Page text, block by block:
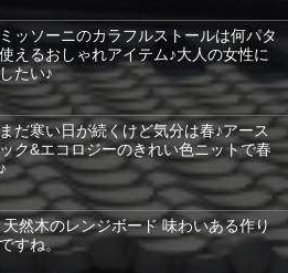
ミッソーニのカラフルストールは何パタ
えるおしゃれアイテム♪大人の女性に
たい♪
だ寒い日が続くけど気分は春♪アース
ク&エコロジーのきれい色ニットで春
天然木のレンジボード 味わいある作り
すね。